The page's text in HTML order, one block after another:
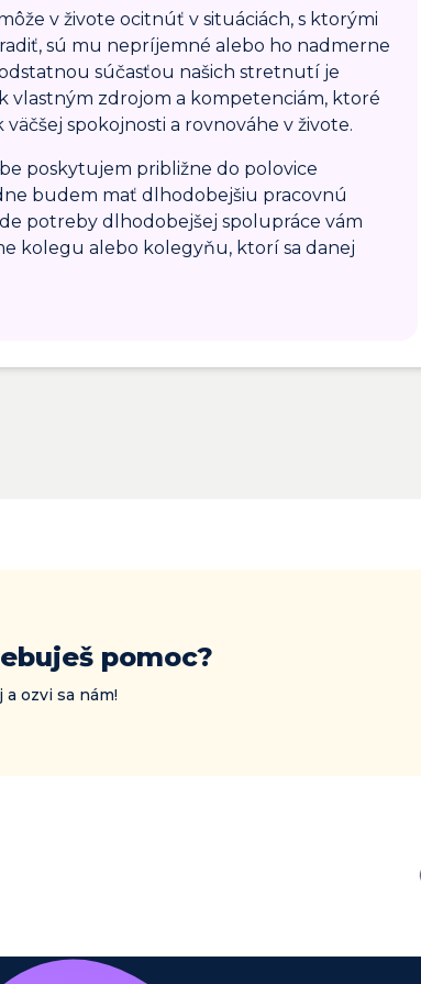
v živote ocitnúť v situáciách, s ktorými
sú mu nepríjemné alebo ho nadmerne
súčasťou našich stretnutí je
vlastným zdrojom a kompetenciám, ktoré
spokojnosti a rovnováhe v živote.
poskytujem približne do polovice
budem mať dlhodobejšiu pracovnú
potreby dlhodobejšej spolupráce vám
kolegu alebo kolegyňu, ktorí sa danej
pomoc?
a ozvi sa nám!